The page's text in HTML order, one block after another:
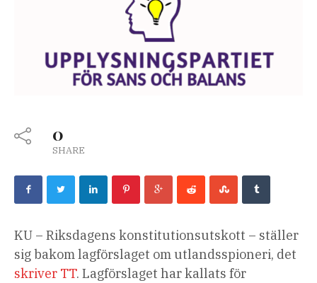
0
SHARE
KU – Riksdagens konstitutionsutskott – ställer
sig bakom lagförslaget om utlandsspioneri, det
skriver TT. Lagförslaget har kallats för